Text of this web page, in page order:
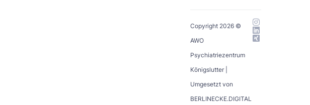
Copyright 2026 ©
AWO
Psychiatriezentrum
Königslutter |
Umgesetzt von
BERLINECKE.DIGITAL